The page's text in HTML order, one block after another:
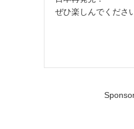
ぜひ楽しんでくださ